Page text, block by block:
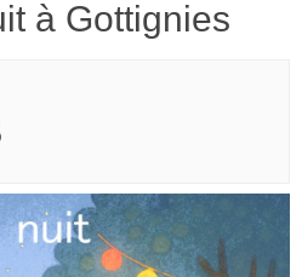
à Gottignies